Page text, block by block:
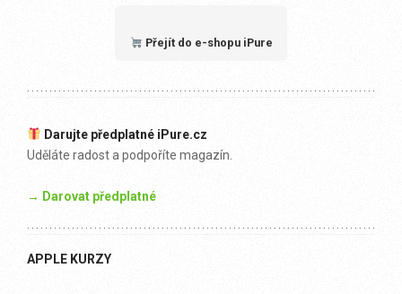
Přejít do e-shopu iPure
Darujte předplatné iPure.cz
Uděláte radost a podpoříte magazín.
→ Darovat předplatné
APPLE KURZY